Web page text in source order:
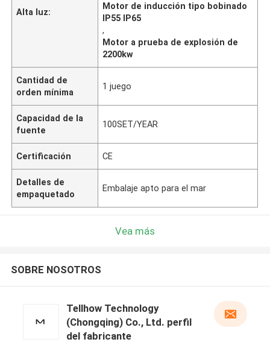
Alta luz:
Motor de inducción tipo bobinado
IP55 IP65
,
Motor a prueba de explosión de
2200kw
Cantidad de
orden mínima
1 juego
Capacidad de la
fuente
100SET/YEAR
Certificación CE
Detalles de
empaquetado
Embalaje apto para el mar
Vea más
SOBRE NOSOTROS
Tellhow Technology
(Chongqing) Co., Ltd. perfil
del fabricante